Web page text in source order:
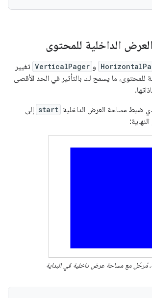
الداخلية للمحتوى
و VerticalPager تغيير
للمحتوى، ما يسمح لك بالتأثير في الحد الأقصى
ضبط مساحة العرض الداخلية start إلى
. مُرحّل مع مساحة عرض داخلية في البداية